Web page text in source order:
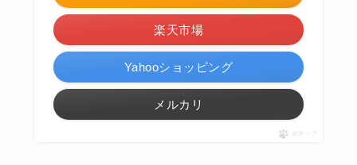
楽天市場
Yahooショッピング
メルカリ
ポチップ